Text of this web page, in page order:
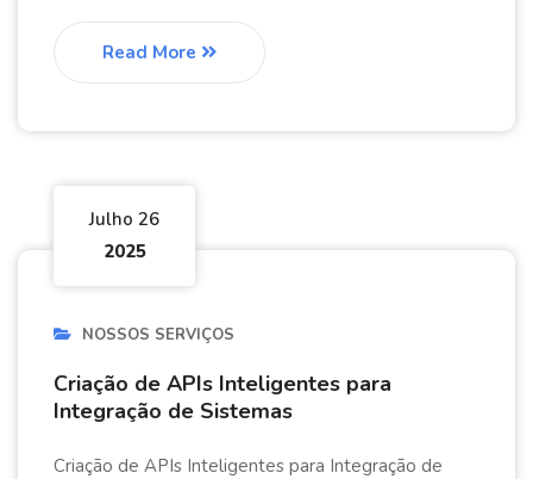
Read More
Julho 26
2025
NOSSOS SERVIÇOS
Criação de APIs Inteligentes para
Integração de Sistemas
Criação de APIs Inteligentes para Integração de